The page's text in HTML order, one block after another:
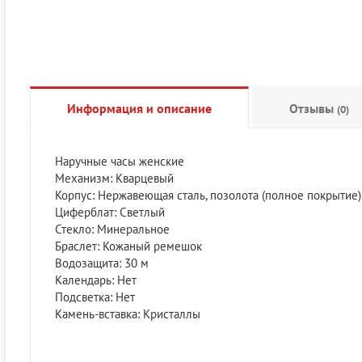
Информация и описание Отзывы (0)
Наручные часы женские
Механизм: Кварцевый
Корпуc: Нержавеющая сталь, позолота (полное покрытие)
Циферблат: Светлый
Стекло: Минеральное
Браслет: Кожаный ремешок
Водозащита: 30 м
Календарь: Нет
Подсветка: Нет
Камень-вставка: Кристаллы